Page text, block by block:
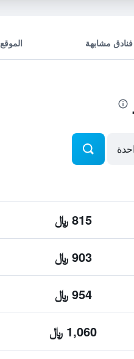
فنادق مشابهة الموقع
815 ﷼
903 ﷼
954 ﷼
1,060 ﷼